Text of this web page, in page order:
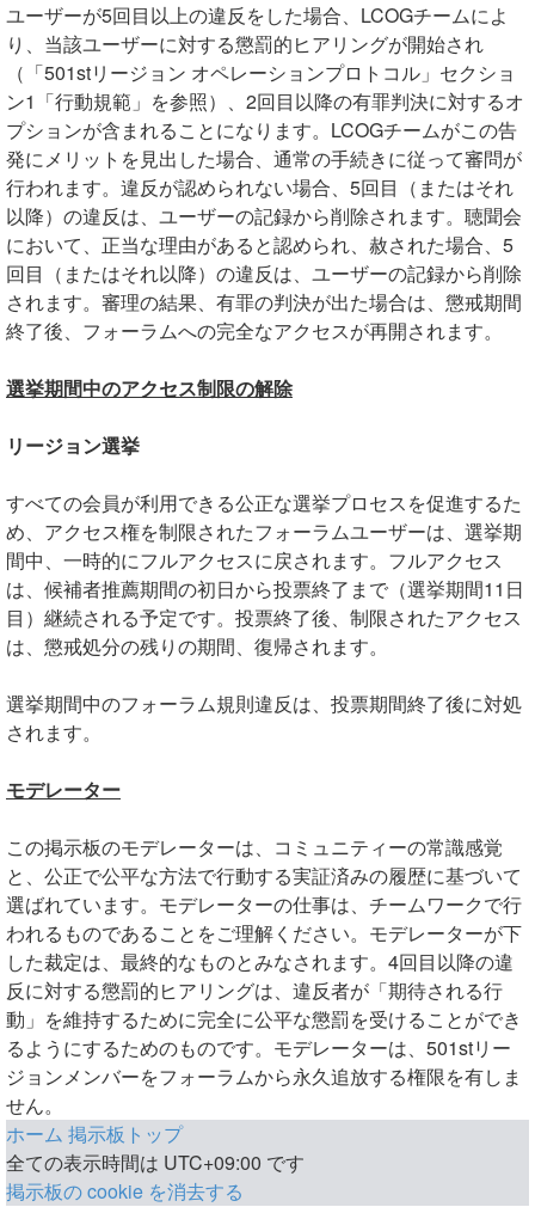
ユーザーが5回目以上の違反をした場合、LCOGチームによ
り、当該ユーザーに対する懲罰的ヒアリングが開始され
（「501stリージョン オペレーションプロトコル」セクショ
ン1「行動規範」を参照）、2回目以降の有罪判決に対するオ
プションが含まれることになります。LCOGチームがこの告
発にメリットを見出した場合、通常の手続きに従って審問が
行われます。違反が認められない場合、5回目（またはそれ
以降）の違反は、ユーザーの記録から削除されます。聴聞会
において、正当な理由があると認められ、赦された場合、5
回目（またはそれ以降）の違反は、ユーザーの記録から削除
されます。審理の結果、有罪の判決が出た場合は、懲戒期間
終了後、フォーラムへの完全なアクセスが再開されます。
選挙期間中のアクセス制限の解除
リージョン選挙
すべての会員が利用できる公正な選挙プロセスを促進するた
め、アクセス権を制限されたフォーラムユーザーは、選挙期
間中、一時的にフルアクセスに戻されます。フルアクセス
は、候補者推薦期間の初日から投票終了まで（選挙期間11日
目）継続される予定です。投票終了後、制限されたアクセス
は、懲戒処分の残りの期間、復帰されます。
選挙期間中のフォーラム規則違反は、投票期間終了後に対処
されます。
モデレーター
この掲示板のモデレーターは、コミュニティーの常識感覚
と、公正で公平な方法で行動する実証済みの履歴に基づいて
選ばれています。モデレーターの仕事は、チームワークで行
われるものであることをご理解ください。モデレーターが下
した裁定は、最終的なものとみなされます。4回目以降の違
反に対する懲罰的ヒアリングは、違反者が「期待される行
動」を維持するために完全に公平な懲罰を受けることができ
るようにするためのものです。モデレーターは、501stリー
ジョンメンバーをフォーラムから永久追放する権限を有しま
せん。
ホーム 掲示板トップ
全ての表示時間は UTC+09:00 です
掲示板の cookie を消去する